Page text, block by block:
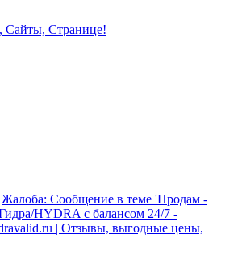
Сайты, Странице!
Жалоба: Сообщение в теме 'Продам -
HYDRA с балансом 24/7 -
| Отзывы, выгодные цены,